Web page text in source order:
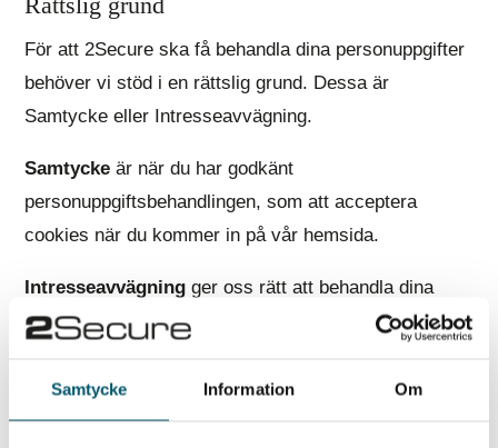
Samtycke Information Om
För att 2Secure ska få behandla dina personuppgifter
behöver vi stöd i en rättslig grund. Dessa är
Samtycke eller Intresseavvägning.
Samtyckeär när du har godkänt
personuppgiftsbehandlingen, som att acceptera
cookies när du kommer in på vår hemsida.
Intresseavvägningger oss rätt att behandla dina
personuppgifter eftersom behandlingen är nödvändig
arbetsansökan du skickat in.